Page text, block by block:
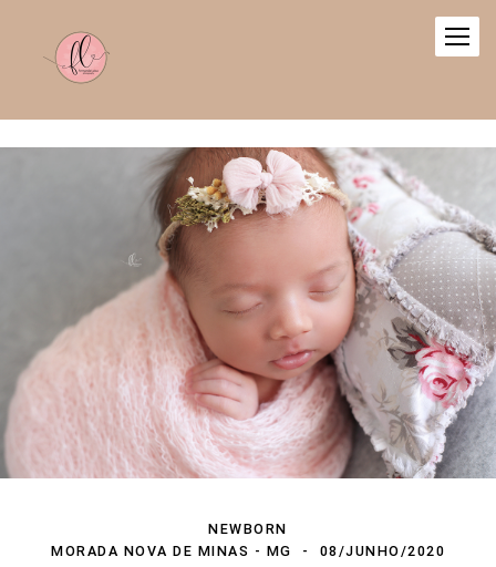
NEWBORN
MORADA NOVA DE MINAS - MG
08/JUNHO/2020